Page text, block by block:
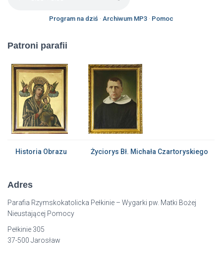
Program na dziś · Archiwum MP3· Pomoc
Patroni parafii
Historia Obrazu Życiorys Bł. Michała Czartoryskiego
Adres
Parafia Rzymskokatolicka Pełkinie – Wygarki pw. Matki Bożej
Nieustającej Pomocy
Pełkinie 305
37-500 Jarosław